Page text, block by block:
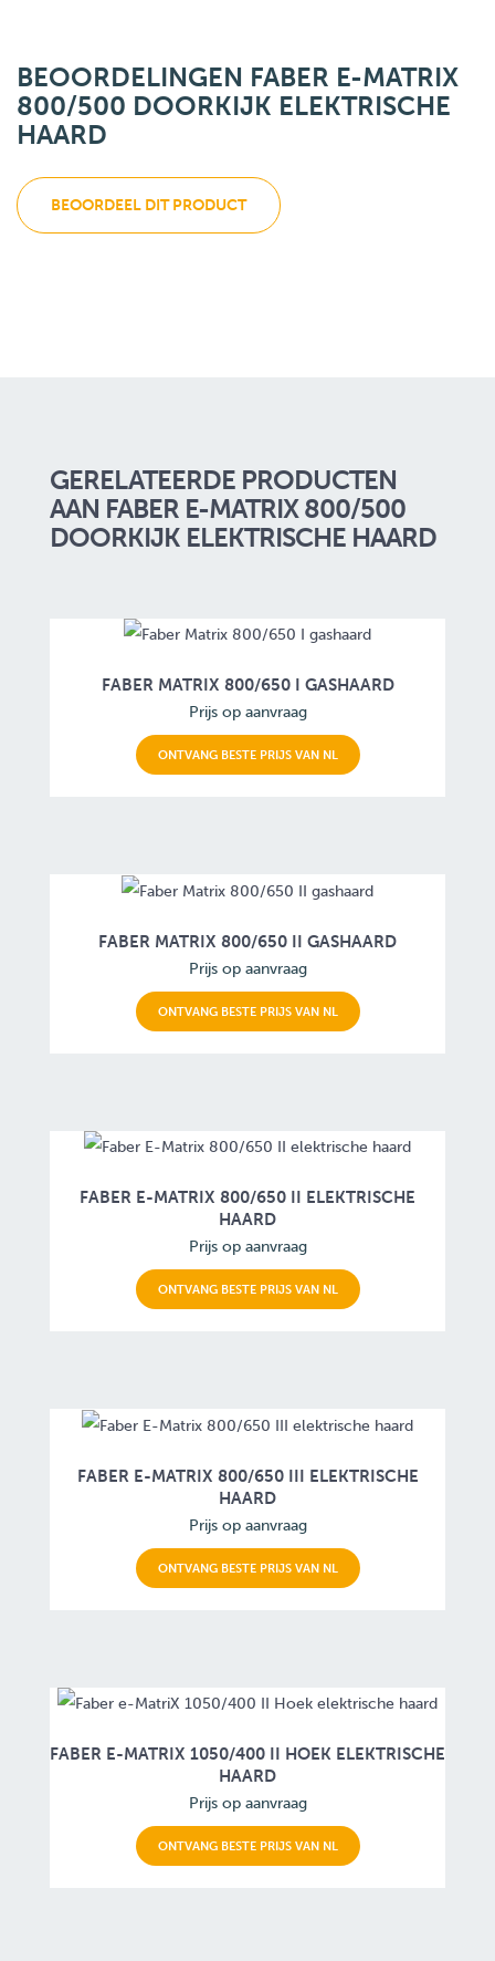
BEOORDELINGEN FABER E-MATRIX
800/500 DOORKIJK ELEKTRISCHE
HAARD
BEOORDEEL DIT PRODUCT
GERELATEERDE PRODUCTEN
AAN FABER E-MATRIX 800/500
DOORKIJK ELEKTRISCHE HAARD
FABER MATRIX 800/650 I GASHAARD
Prijs op aanvraag
ONTVANG BESTE PRIJS VAN NL
FABER MATRIX 800/650 II GASHAARD
Prijs op aanvraag
ONTVANG BESTE PRIJS VAN NL
FABER E-MATRIX 800/650 II ELEKTRISCHE
HAARD
Prijs op aanvraag
ONTVANG BESTE PRIJS VAN NL
FABER E-MATRIX 800/650 III ELEKTRISCHE
HAARD
Prijs op aanvraag
ONTVANG BESTE PRIJS VAN NL
FABER E-MATRIX 1050/400 II HOEK ELEKTRISCHE
HAARD
Prijs op aanvraag
ONTVANG BESTE PRIJS VAN NL